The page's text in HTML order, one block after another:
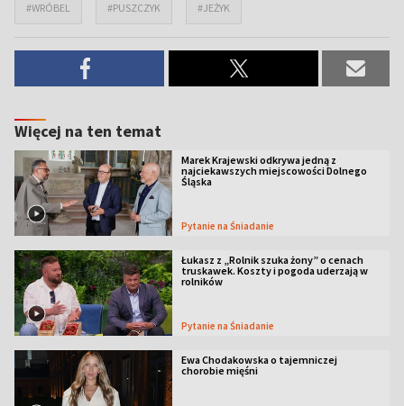
#WRÓBEL #PUSZCZYK #JEŻYK
Więcej na ten temat
Marek Krajewski odkrywa jedną z
najciekawszych miejscowości Dolnego
Śląska
Pytanie na Śniadanie
Łukasz z „Rolnik szuka żony” o cenach
truskawek. Koszty i pogoda uderzają w
rolników
Pytanie na Śniadanie
Ewa Chodakowska o tajemniczej
chorobie mięśni